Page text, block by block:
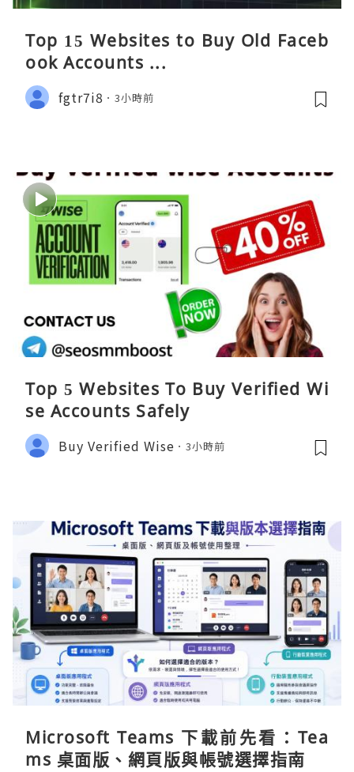
Top 15 Websites to Buy Old Faceb
ook Accounts ...
fgtr7i8 3小時前
Top 5 Websites To Buy Verified Wi
se Accounts Safely
Buy Verified Wise 3小時前
Microsoft Teams 下載前先看：Tea
ms 桌面版、網頁版與帳號選擇指南